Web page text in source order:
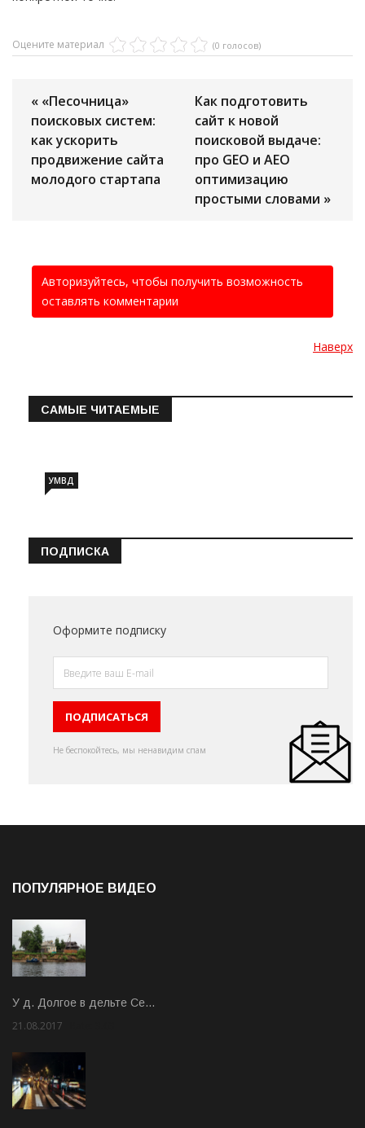
Оцените материал (0 голосов)
« «Песочница»
поисковых систем:
как ускорить
продвижение сайта
молодого стартапа
Как подготовить
сайт к новой
поисковой выдаче:
про GEO и AEO
оптимизацию
простыми словами »
Авторизуйтесь, чтобы получить возможность
оставлять комментарии
Наверх
САМЫЕ ЧИТАЕМЫЕ
УМВД
ПОДПИСКА
Оформите подписку
Не беспокойтесь, мы ненавидим спам
ПОПУЛЯРНОЕ ВИДЕО
У д. Долгое в дельте Се…
21.08.2017